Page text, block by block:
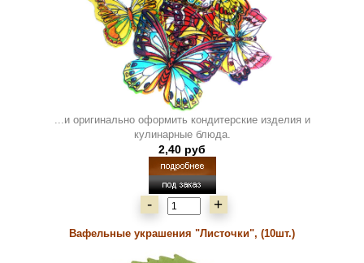
...и оригинально оформить кондитерские изделия и
кулинарные блюда.
2,40 руб
- +
Вафельные украшения "Листочки", (10шт.)